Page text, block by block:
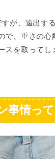
が、遠出す
で、重さの心
スを取ってし
事情って